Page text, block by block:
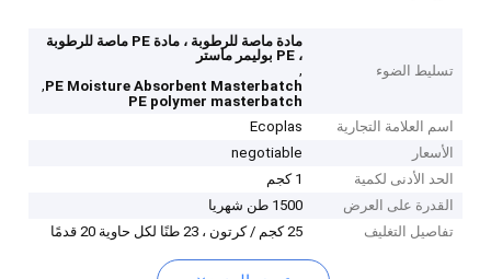
تسليط الضوء
مادة ماصة للرطوبة ، مادة PE ماصة للرطوبة
، PE بوليمر ماستر
,
PE Moisture Absorbent Masterbatch
,
PE polymer masterbatch
اسم العلامة التجارية
Ecoplas
الأسعار
negotiable
الحد الأدنى لكمية
1 كجم
القدرة على العرض
1500 طن شهريا
تفاصيل التغليف
25 كجم / كرتون ، 23 طنًا لكل حاوية 20 قدمًا